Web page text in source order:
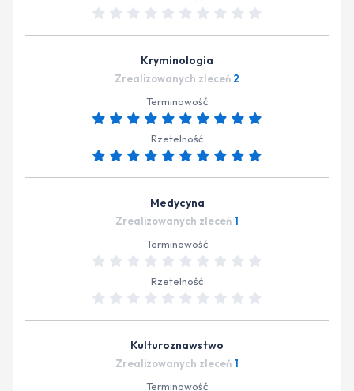
Kryminologia
Zrealizowanych zleceń 2
Terminowość
Rzetelność
Medycyna
Zrealizowanych zleceń 1
Terminowość
Rzetelność
Kulturoznawstwo
Zrealizowanych zleceń 1
Terminowość